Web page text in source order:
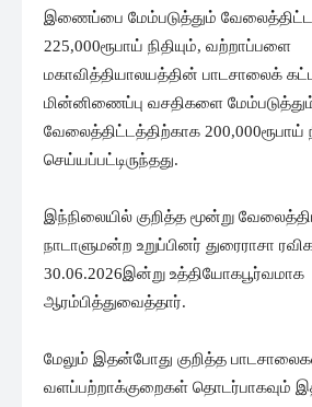
இணைப்பை மேம்படுத்தும்
225,000ரூபாய் நிதியும், வற்றாப்பளை
மகாவித்தியாலயத்தின் பாடசாலைக்
மின்னிணைப்பு வசதிகளை
வேலைத்திட்டத்திற்காக 200,000ரூபாய்
செய்யப்பட்டிருந்தது.
இந்நிலையில் குறித்த மூன்று
நாடாளுமன்ற உறுப்பினர் துரைராசா
30.06.2026இன்று உத்தியோகபூர்வமாக
ஆரம்பித்துவைத்தார்.
மேலும் இதன்போது குறித்த
வளப்பற்றாக்குறைகள் தொடர்பாகவும்